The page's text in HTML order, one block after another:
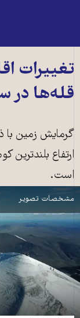
تغییرات
قله‌ها در
ارتفاع
است.
نمایش
مشخصات تصویر
کبنه‌کایزه، بلندترین کوه